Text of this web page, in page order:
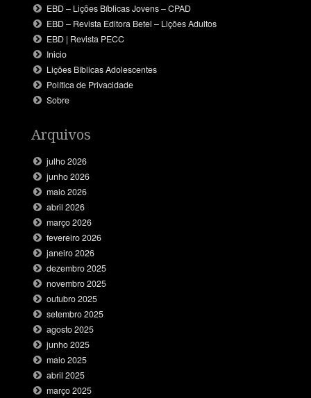
EBD – Lições Bíblicas Jovens – CPAD
EBD – Revista Editora Betel – Lições Adultos
EBD | Revista PECC
Inicio
Lições Bíblicas Adolescentes
Política de Privacidade
Sobre
Arquivos
julho 2026
junho 2026
maio 2026
abril 2026
março 2026
fevereiro 2026
janeiro 2026
dezembro 2025
novembro 2025
outubro 2025
setembro 2025
agosto 2025
junho 2025
maio 2025
abril 2025
março 2025